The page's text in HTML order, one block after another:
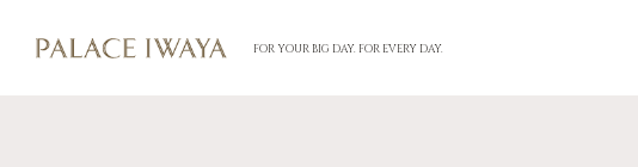
FOR YOUR BIG DAY. FOR EVERY DAY.